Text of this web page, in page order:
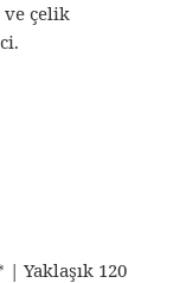
çelik
| Yaklaşık 120